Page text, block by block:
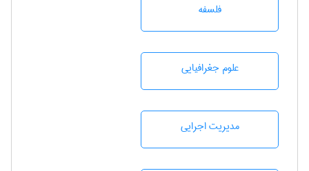
فلسفه
علوم جغرافيايی
مديريت اجرايی